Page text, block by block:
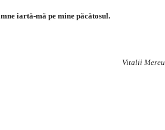
iartă-mă pe mine păcătosul.
Vitalii